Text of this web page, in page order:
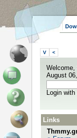
V <
Welcome,
August
Login
Links